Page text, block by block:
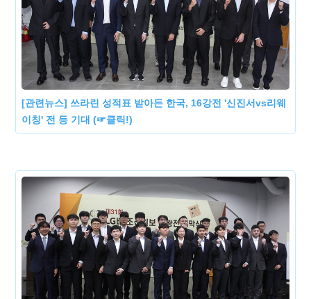
[관련뉴스] 쓰라린 성적표 받아든 한국, 16강전 '신진서vs리웨
이칭' 전 등 기대 (☞클릭!)